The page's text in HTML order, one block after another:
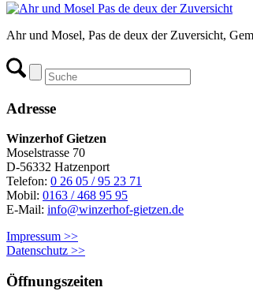
Ahr und Mosel, Pas de deux der Zuversicht,
Adresse
Winzerhof Gietzen
Moselstrasse 70
D-56332 Hatzenport
Telefon: 0 26 05 / 95 23 71
Mobil: 0163 / 468 95 95
E-Mail: info@winzerhof-gietzen.de
Impressum >>
Datenschutz >>
Öffnungszeiten